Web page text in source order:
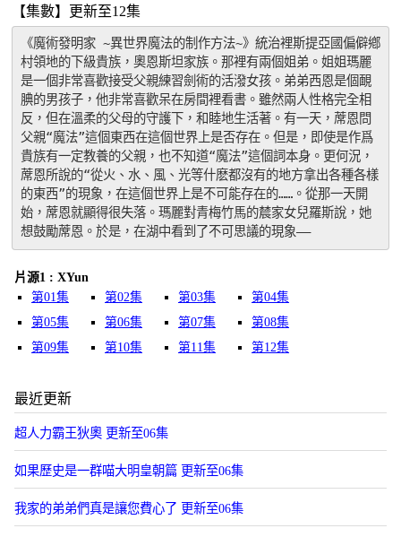
【集數】更新至12集
《魔術發明家 ~異世界魔法的制作方法~》統治裡斯提亞國偏僻鄕
村領地的下級貴族，奧恩斯坦家族。那裡有兩個姐弟。姐姐瑪麗
是一個非常喜歡接受父親練習劍術的活潑女孩。弟弟西恩是個靦
腆的男孩子，他非常喜歡呆在房間裡看書。雖然兩人性格完全相
反，但在溫柔的父母的守護下，和睦地生活著。有一天，蓆恩問
父親“魔法”這個東西在這個世界上是否存在。但是，即使是作爲
貴族有一定教養的父親，也不知道“魔法”這個詞本身。更何況，
蓆恩所說的“從火、水、風、光等什麽都沒有的地方拿出各種各樣
的東西”的現象，在這個世界上是不可能存在的……。從那一天開
始，蓆恩就顯得很失落。瑪麗對青梅竹馬的辳家女兒羅斯說，她
想鼓勵蓆恩。於是，在湖中看到了不可思議的現象——
片源1 : XYun
第01集
第02集 第03集
第04集
第05集
第06集 第07集
第08集
第09集
第10集 第11集 第12集
最近更新
超人力霸王狄奧 更新至06集
如果歷史是一群喵大明皇朝篇 更新至06集
我家的弟弟們真是讓您費心了 更新至06集